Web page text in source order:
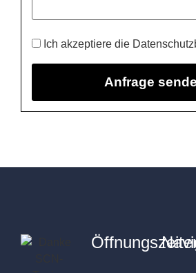
Ich akzeptiere die